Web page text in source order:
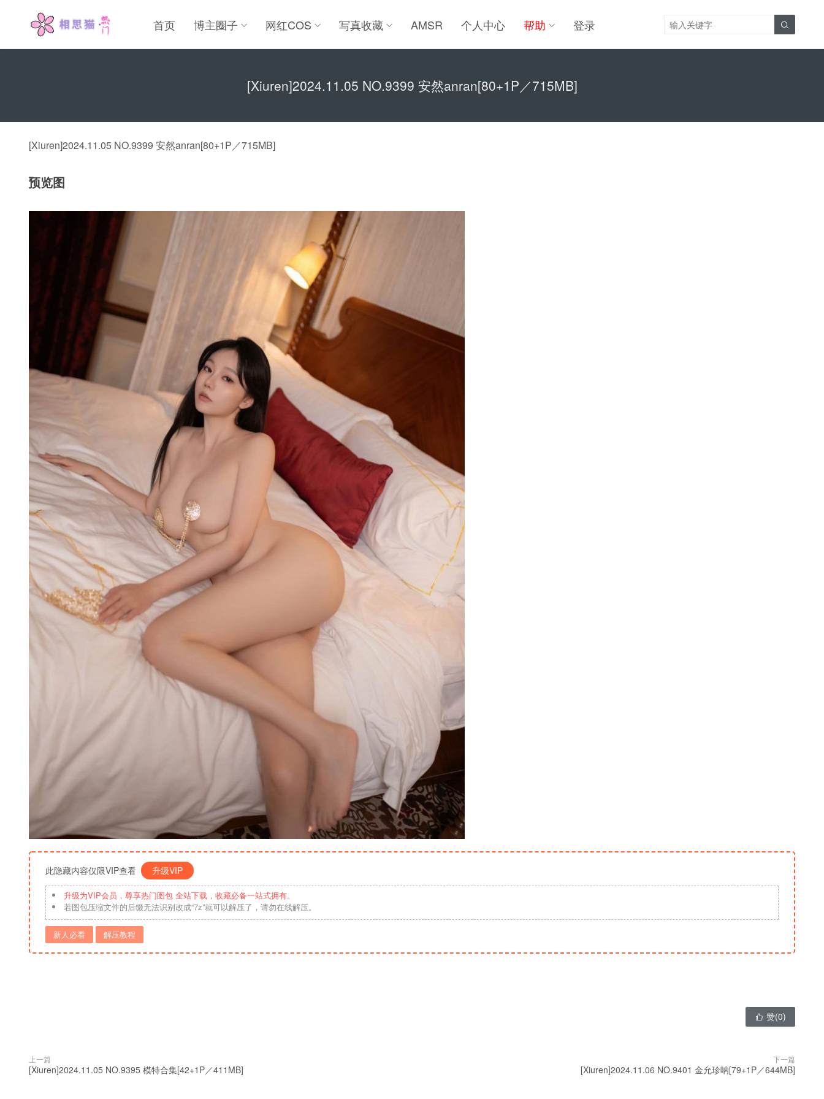
首页 博主圈子 网红COS 写真收藏 AMSR 个人中心 帮助 登录 
[Xiuren]2024.11.05 NO.9399 安然anran[80+1P／715MB]
[Xiuren]2024.11.05 NO.9399 安然anran[80+1P／715MB]
预览图
此隐藏内容仅限VIP查看 升级VIP
升级为VIP会员，尊享热门图包 全站下载，收藏必备一站式拥有。
若图包压缩文件的后缀无法识别改成“7z”就可以解压了，请勿在线解压。
新人必看 解压教程
 赞(0)
上一篇
[Xiuren]2024.11.05 NO.9395 模特合集[42+1P／411MB]
下一篇
[Xiuren]2024.11.06 NO.9401 金允珍呐[79+1P／644MB]